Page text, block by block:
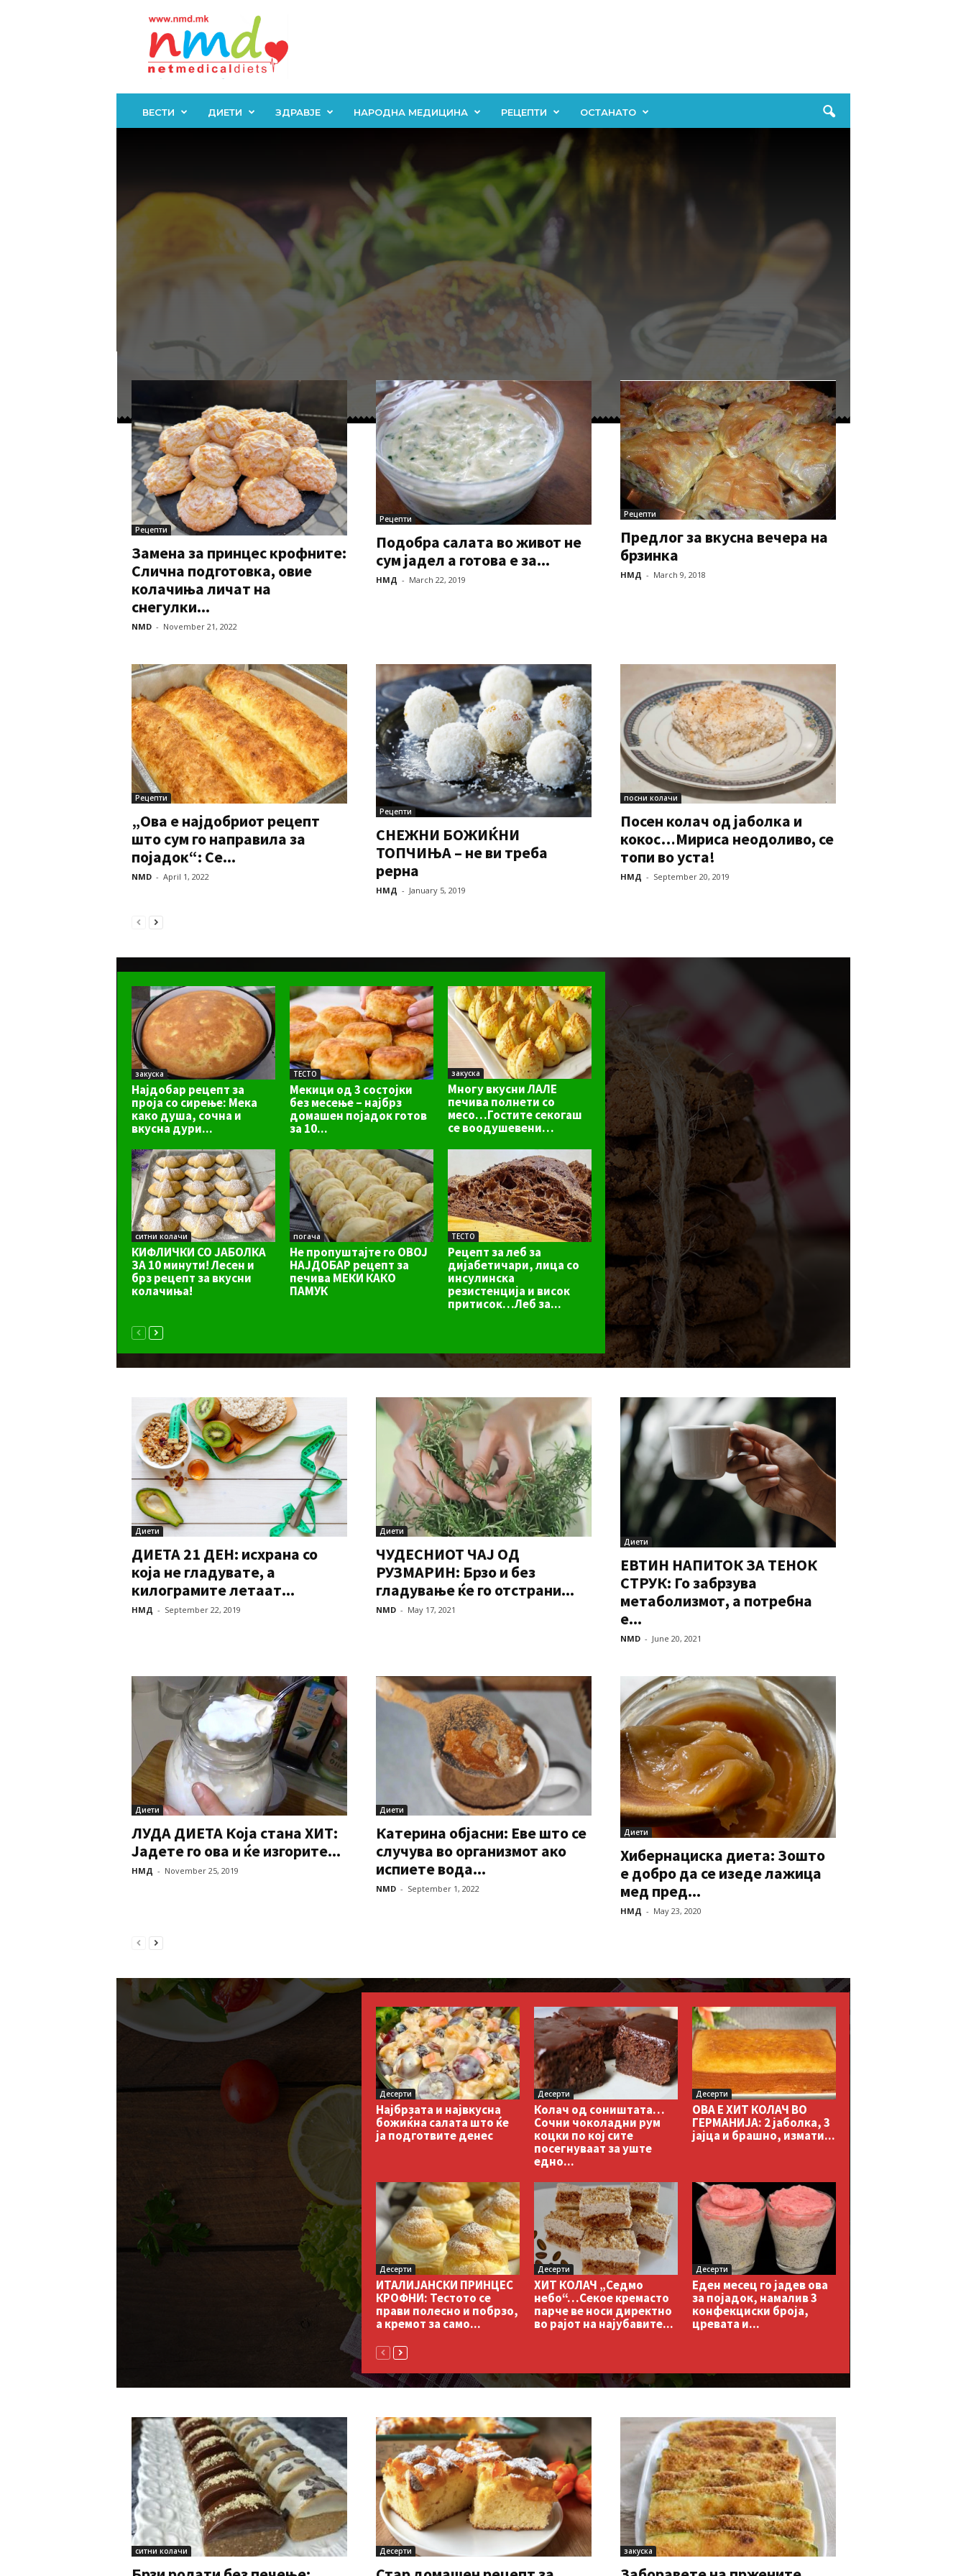
ВЕСТИ ДИЕТИ ЗДРАВЈЕ НАРОДНА МЕДИЦИНА РЕЦЕПТИ ОСТАНАТО
Рецепти
Замена за принцес крофните:
Слична подготовка, овие
колачиња личат на
снегулки...
NMD - November 21, 2022
Рецепти
Подобра салата во живот не
сум јадел а готова е за...
НМД - March 22, 2019
Рецепти
Предлог за вкусна вечера на
брзинка
НМД - March 9, 2018
Рецепти
„Ова е најдобриот рецепт
што сум го направила за
појадок“: Се...
NMD - April 1, 2022
Рецепти
СНЕЖНИ БОЖИЌНИ
ТОПЧИЊА – не ви треба
рерна
НМД - January 5, 2019
посни колачи
Посен колач од јаболка и
кокос…Мириса неодоливо, се
топи во уста!
НМД - September 20, 2019
закуска
Најдобар рецепт за
проја со сирење: Мека
како душа, сочна и
вкусна дури...
ТЕСТО
Мекици од 3 состојки
без месење – најбрз
домашен појадок готов
за 10...
закуска
Многу вкусни ЛАЛЕ
печива полнети со
месо…Гостите секогаш
се воодушевени…
ситни колачи
КИФЛИЧКИ СО ЈАБОЛКА
ЗА 10 минути! Лесен и
брз рецепт за вкусни
колачиња!
погача
Не пропуштајте го ОВОЈ
НАЈДОБАР рецепт за
печива МЕКИ КАКО
ПАМУК
ТЕСТО
Рецепт за леб за
дијабетичари, лица со
инсулинска
резистенција и висок
притисок…Леб за...
Диети
ДИЕТА 21 ДЕН: исхрана со
која не гладувате, а
килограмите летаат...
НМД - September 22, 2019
Диети
ЧУДЕСНИОТ ЧАЈ ОД
РУЗМАРИН: Брзо и без
гладување ќе го отстрани...
NMD - May 17, 2021
Диети
ЕВТИН НАПИТОК ЗА ТЕНОК
СТРУК: Го забрзува
метаболизмот, а потребна
е...
NMD - June 20, 2021
Диети
ЛУДА ДИЕТА Која стана ХИТ:
Јадете го ова и ќе изгорите...
НМД - November 25, 2019
Диети
Катерина објасни: Еве што се
случува во организмот ако
испиете вода...
NMD - September 1, 2022
Диети
Хибернациска диета: Зошто
е добро да се изеде лажица
мед пред...
НМД - May 23, 2020
Десерти
Најбрзата и највкусна
божиќна салата што ќе
ја подготвите денес
Десерти
Колач од соништата…
Сочни чоколадни рум
коцки по кој сите
посегнуваат за уште
едно...
Десерти
ОВА Е ХИТ КОЛАЧ ВО
ГЕРМАНИЈА: 2 јаболка, 3
јајца и брашно, измати...
Десерти
ИТАЛИЈАНСКИ ПРИНЦЕС
КРОФНИ: Тестото се
прави полесно и побрзо,
а кремот за само...
Десерти
ХИТ КОЛАЧ „Седмо
небо“…Секое кремасто
парче ве носи директно
во рајот на најубавите...
Десерти
Еден месец го јадев ова
за појадок, намалив 3
конфекциски броја,
цревата и...
ситни колачи Десерти закуска